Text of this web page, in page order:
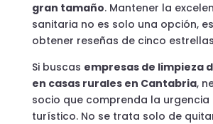
gran tamaño. Mantener la
sanitaria no es solo una opción,
obtener reseñas de cinco
Si buscas empresas de limpieza
en casas rurales en Cantabria,
socio que comprenda la urgencia
turístico. No se trata solo de